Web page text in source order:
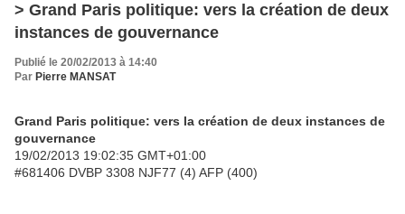
> Grand Paris politique: vers la création de deux
instances de gouvernance
Publié le 20/02/2013 à 14:40
Par Pierre MANSAT
Grand Paris politique: vers la création de deux instances de
gouvernance
19/02/2013 19:02:35 GMT+01:00
#681406 DVBP 3308 NJF77 (4) AFP (400)